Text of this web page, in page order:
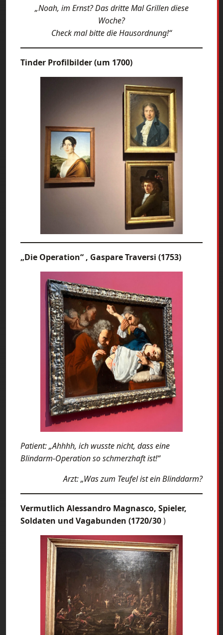
„Noah, im Ernst? Das dritte Mal Grillen diese
Woche?
Check mal bitte die Hausordnung!“
Tinder Profilbilder (um 1700)
„Die Operation“ , Gaspare Traversi (1753)
Patient: „Ahhhh, ich wusste nicht, dass eine
Blindarm-Operation so schmerzhaft ist!“
Arzt: „Was zum Teufel ist ein Blinddarm?
Vermutlich Alessandro Magnasco, Spieler,
Soldaten und Vagabunden (1720/30)